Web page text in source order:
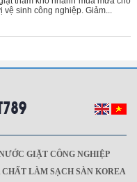
vệ sinh công nghiệp. Giảm...
GIẶT CÔNG NGHIỆP
CHẤT LÀM SẠCH SÀN KOREA